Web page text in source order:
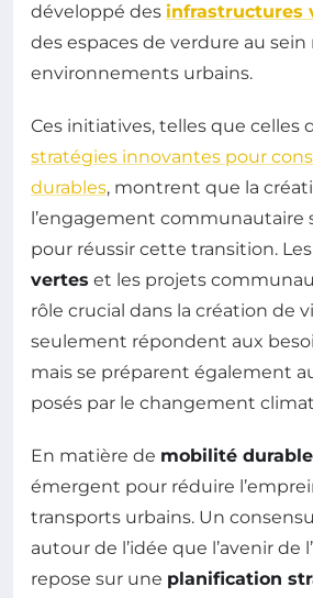
développé des infrastructures
des espaces de verdure au
environnements urbains.
Ces initiatives, telles que celles
stratégies innovantes pour
durables, montrent que la
l’engagement communautaire
pour réussir cette transition. Les
vertes et les projets
rôle crucial dans la création de
seulement répondent aux
mais se préparent également
posés par le changement
En matière de mobilité durable
émergent pour réduire
transports urbains. Un
autour de l’idée que l’avenir de
repose sur une planification